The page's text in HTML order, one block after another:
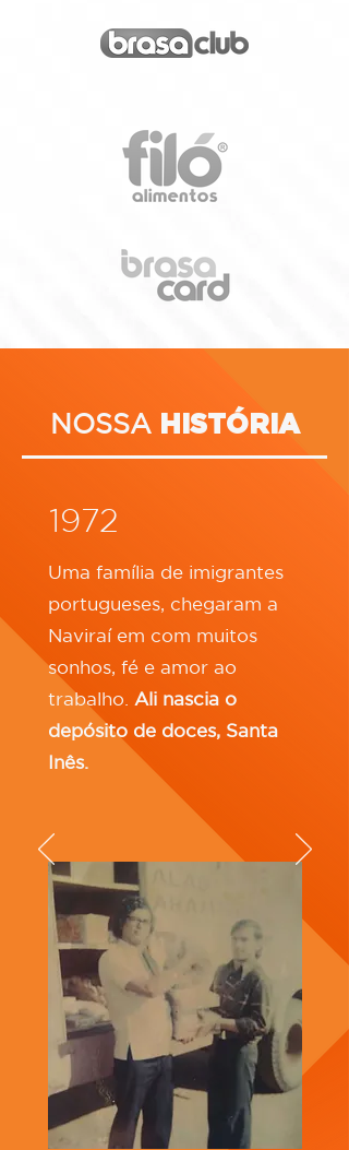
NOSSA HISTÓRIA
1972
Uma família de imigrantes
portugueses, chegaram a
Naviraí em com muitos
sonhos, fé e amor ao
trabalho. Ali nascia o
depósito de doces, Santa
Inês.